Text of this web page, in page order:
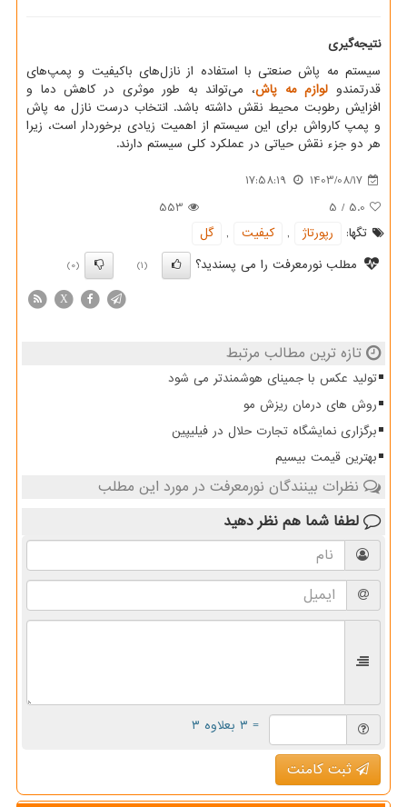
نتیجه‌گیری
سیستم مه پاش صنعتی با استفاده از نازل‌های باکیفیت و پمپ‌های
قدرتمندو لوازم مه پاش، می‌تواند به طور موثری در کاهش دما و
افزایش رطوبت محیط نقش داشته باشد. انتخاب درست نازل مه پاش
و پمپ کارواش برای این سیستم از اهمیت زیادی برخوردار است، زیرا
هر دو جزء نقش حیاتی در عملکرد کلی سیستم دارند.
1403/08/17
17:58:19
5.0
/
5
553
تگها:
رپورتاژ , كیفیت ,
گل
مطلب نورمعرفت را می پسندید؟
(1)
(0)
X
تازه ترین مطالب مرتبط
تولید عکس با جمینای هوشمندتر می شود
روش های درمان ریزش مو
برگزاری نمایشگاه تجارت حلال در فیلیپین
بهترین قیمت بیسیم
نظرات بینندگان نورمعرفت در مورد این مطلب
لطفا شما هم نظر دهید
= ۳ بعلاوه ۳
ثبت کامنت